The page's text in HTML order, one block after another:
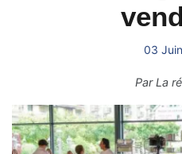
03
ParLa